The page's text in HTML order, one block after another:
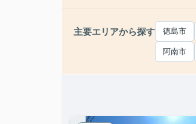
主要エリアから探す 徳島市
阿南市